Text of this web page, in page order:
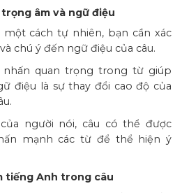
âm và ngữ điệu
cách tự nhiên, bạn cần xác
chú ý đến ngữ điệu của câu.
nhấn quan trọng trong từ giúp
điệu là sự thay đổi cao độ của
người nói, câu có thể được
mạnh các từ để thể hiện ý
tiếng Anh trong câu